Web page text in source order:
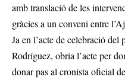
amb translació de les
gràcies a un conveni entre
Ja en l’acte de celebració del
Rodríguez, obria l’acte per
donar pas al cronista oficial